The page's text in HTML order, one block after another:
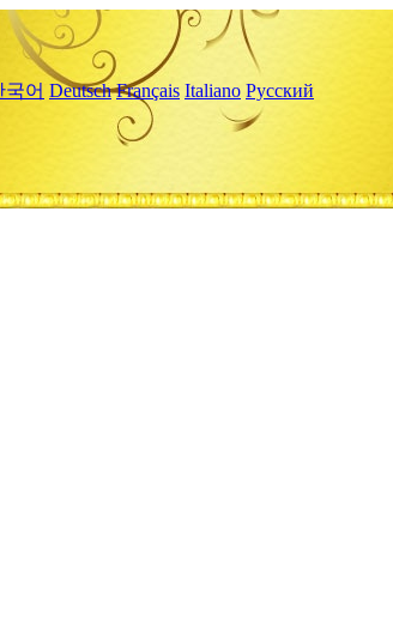
국어 Deutsch Français Italiano Русский